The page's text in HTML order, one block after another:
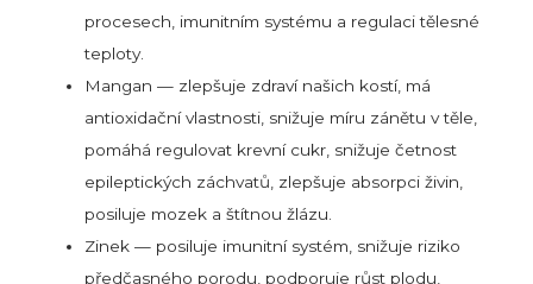
procesech, imunitním systému a regulaci tělesné
teploty.
Mangan — zlepšuje zdraví našich kostí, má
antioxidační vlastnosti, snižuje míru zánětu v těle,
pomáhá regulovat krevní cukr, snižuje četnost
epileptických záchvatů, zlepšuje absorpci živin,
posiluje mozek a štítnou žlázu.
Zinek — posiluje imunitní systém, snižuje riziko
předčasného porodu, podporuje růst plodu,